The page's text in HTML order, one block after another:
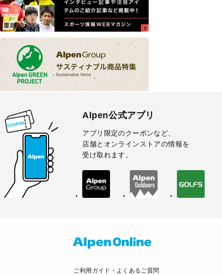
Alpen公式アプリ
アプリ限定のクーポンなど、
店舗とオンラインストアの情報を
受け取れます。
ご利用ガイド・よくあるご質問